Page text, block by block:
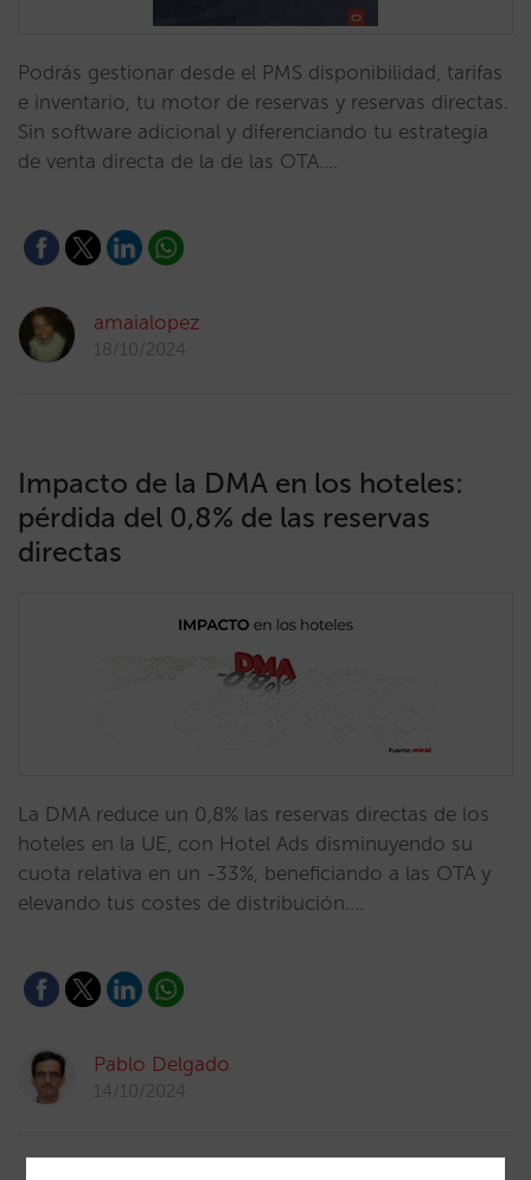
Podrás gestionar desde el PMS disponibilidad, tarifas
e inventario, tu motor de reservas y reservas directas.
Sin software adicional y diferenciando tu estrategia
de venta directa de la de las OTA.…
amaialopez
18/10/2024
Impacto de la DMA en los hoteles:
pérdida del 0,8% de las reservas
directas
La DMA reduce un 0,8% las reservas directas de los
hoteles en la UE, con Hotel Ads disminuyendo su
cuota relativa en un -33%, beneficiando a las OTA y
elevando tus costes de distribución.…
Pablo Delgado
14/10/2024